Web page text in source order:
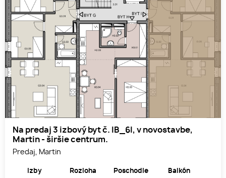
Na predaj 3 izbový byt č. IB_6I, v novostavbe,
Martin - širšie centrum.
Predaj, Martin
Izby
Rozloha
Poschodie
Balkón